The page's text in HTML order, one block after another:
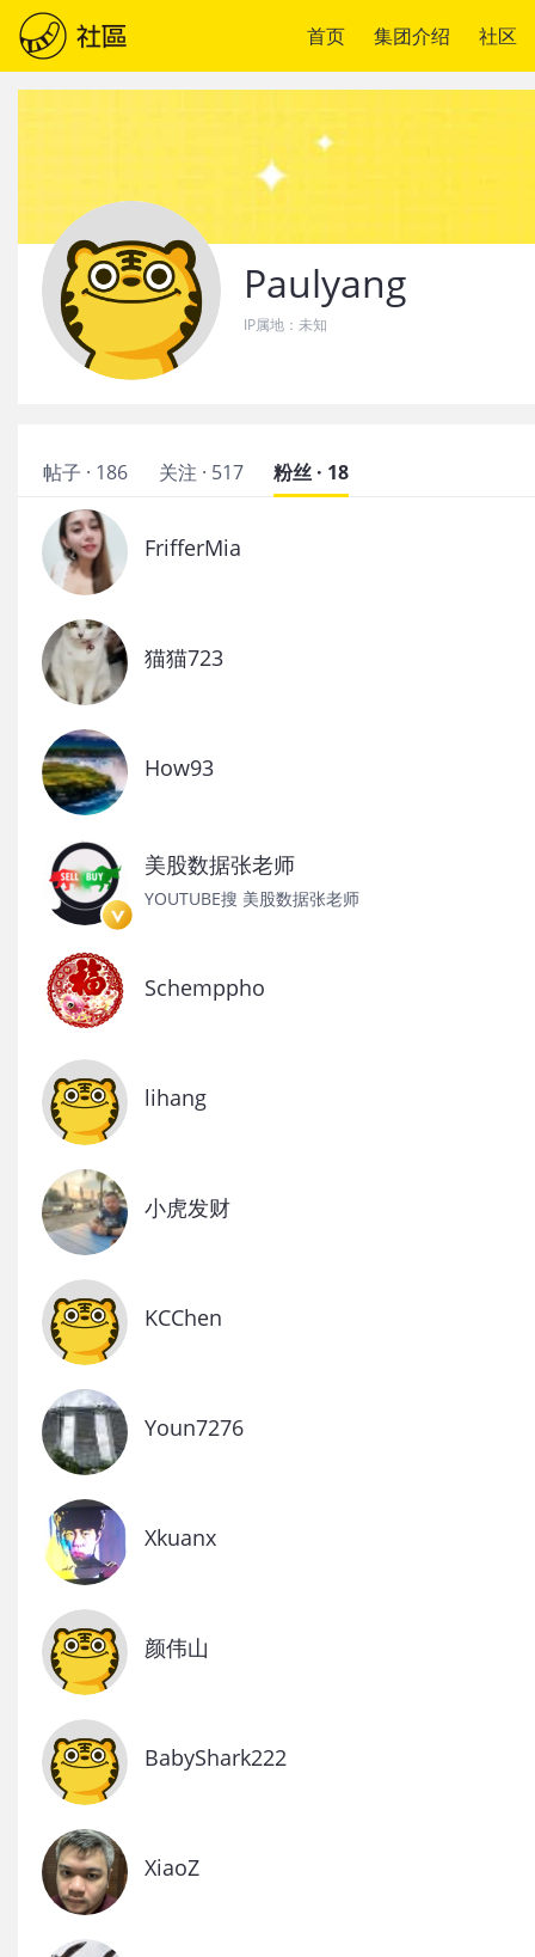
首页 集团介绍 社区
Paulyang
IP属地： 未知
帖子 · 186 关注 · 517 粉丝 · 18
FrifferMia
猫猫723
How93
美股数据张老师
YOUTUBE搜 美股数据张老师
Schemppho
lihang
小虎发财
KCChen
Youn7276
Xkuanx
颜伟山
BabyShark222
XiaoZ